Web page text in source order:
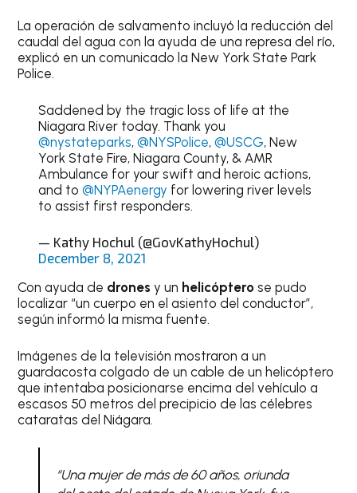
La operación de salvamento incluyó la reducción del
caudal del agua con la ayuda de una represa del río,
explicó en un comunicado la New York State Park
Police.
Saddened by the tragic loss of life at the
Niagara River today. Thank you
@nystateparks, @NYSPolice, @USCG, New
York State Fire, Niagara County, & AMR
Ambulance for your swift and heroic actions,
and to @NYPAenergy for lowering river levels
to assist first responders.
— Kathy Hochul (@GovKathyHochul)
December 8, 2021
Con ayuda de drones y un helicóptero se pudo
localizar “un cuerpo en el asiento del conductor”,
según informó la misma fuente.
Imágenes de la televisión mostraron a un
guardacosta colgado de un cable de un helicóptero
que intentaba posicionarse encima del vehículo a
escasos 50 metros del precipicio de las célebres
cataratas del Niágara.
“Una mujer de más de 60 años, oriunda